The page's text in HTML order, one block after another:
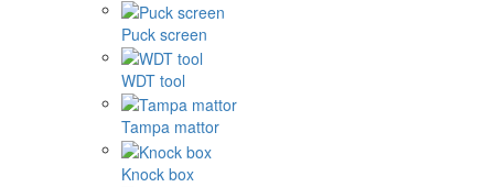
Puck screen
WDT tool
Tampa mattor
Knock box